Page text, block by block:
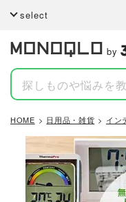
select
by
HOME 日用品・雑貨 イン